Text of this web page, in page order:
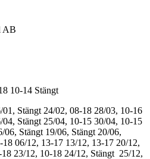
AB
10-14 Stängt
01, Stängt 24/02, 08-18 28/03, 10-16
04, Stängt 25/04, 10-15 30/04, 10-15
06, Stängt 19/06, Stängt 20/06,
18 06/12, 13-17 13/12, 13-17 20/12,
18 23/12, 10-18 24/12, Stängt 25/12,